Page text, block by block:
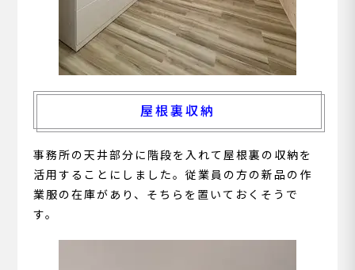
屋根裏収納
事務所の天井部分に階段を入れて屋根裏の収納を
活用することにしました。従業員の方の新品の作
業服の在庫があり、そちらを置いておくそうで
す。